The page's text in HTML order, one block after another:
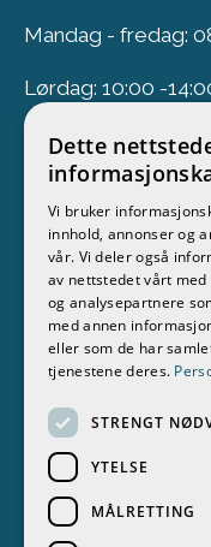
Mandag - fredag:
Lørdag: 10:00 -
Nyhetsbrev
Meld deg på vårt
Følg oss
STOKKEN BÅT & MOTOR
Dette
Vi bruker
innhold, annonser og
vår. Vi deler også
av nettstedet vårt
og analysepartnere
med annen
eller som de har
tjenestene deres.
STRENGT
YTELSE
MÅLRETTING